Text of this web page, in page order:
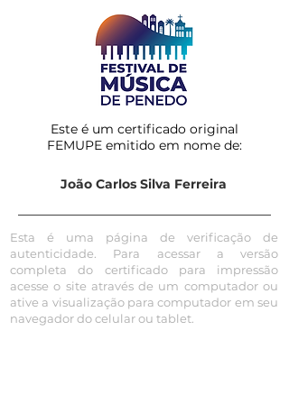
Este é um certificado original
FEMUPE emitido em nome de:
João Carlos Silva Ferreira
Esta é uma página de verificação de
autenticidade. Para acessar a versão
completa do certificado para impressão
acesse o site através de um computador ou
ative a visualização para computador em seu
navegador do celular ou tablet.